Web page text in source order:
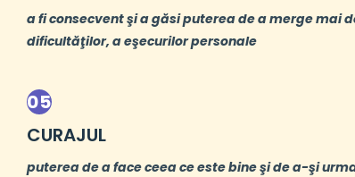
a fi consecvent şi a găsi puterea de a merge mai
dificultăţilor, a eşecurilor personale
05
CURAJUL
puterea de a face ceea ce este bine şi de a-şi